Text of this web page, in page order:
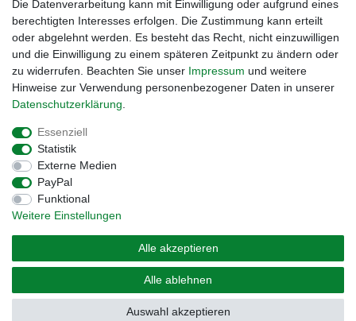
Impressum
Widerrufs­recht
Die Datenverarbeitung kann mit Einwilligung oder aufgrund eines
berechtigten Interesses erfolgen. Die Zustimmung kann erteilt
oder abgelehnt werden. Es besteht das Recht, nicht einzuwilligen
und die Einwilligung zu einem späteren Zeitpunkt zu ändern oder
zu widerrufen. Beachten Sie unser Impressum und weitere
Hinweise zur Verwendung personenbezogener Daten in unserer
Daten­schutz­erklärung
Essenziell
Statistik
Externe Medien
PayPal
Funktional
Weitere Einstellungen
Alle akzeptieren
Alle ablehnen
Auswahl akzeptieren